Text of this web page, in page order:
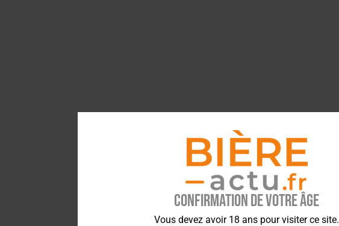
Confirmation de votre âge
Vous devez avoir 18 ans pour visiter ce site.